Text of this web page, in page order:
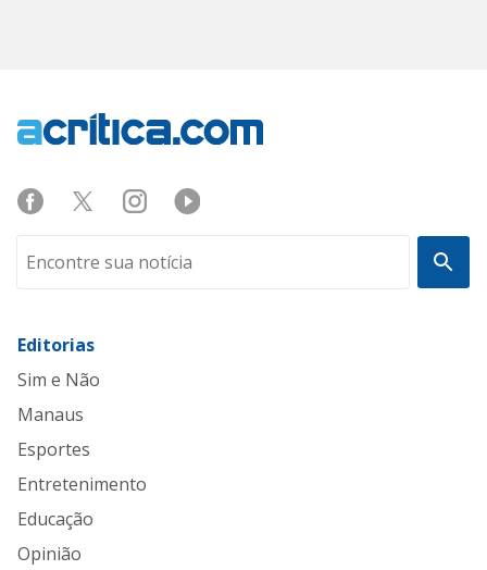
Editorias
Sim e Não
Manaus
Esportes
Entretenimento
Educação
Opinião